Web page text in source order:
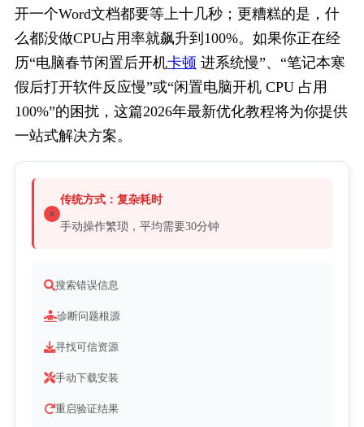
开一个Word文档都要等上十几秒；更糟糕的是，什
么都没做CPU占用率就飙升到100%。如果你正在经
历“电脑春节闲置后开机卡顿 进系统慢”、“笔记本寒
假后打开软件反应慢”或“闲置电脑开机 CPU 占用
100%”的困扰，这篇2026年最新优化教程将为你提供
一站式解决方案。
传统方式：复杂耗时
手动操作繁琐，平均需要30分钟
搜索错误信息
诊断问题根源
寻找可信资源
手动下载安装
重启验证结果